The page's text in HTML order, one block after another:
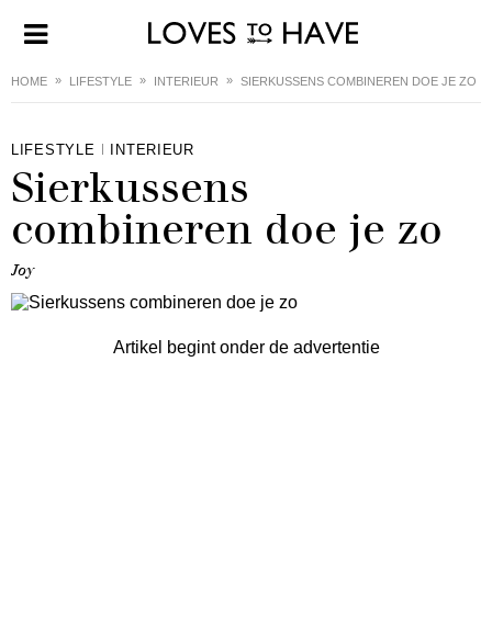
HOME LIFESTYLE INTERIEUR SIERKUSSENS COMBINEREN DOE JE ZO
LIFESTYLE INTERIEUR
Sierkussens
combineren doe je zo
Joy
Artikel begint onder de advertentie